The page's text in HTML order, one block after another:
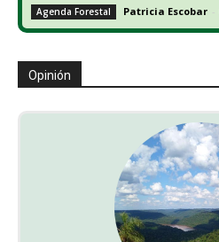
Agenda Forestal Patricia Escobar -
Opinión